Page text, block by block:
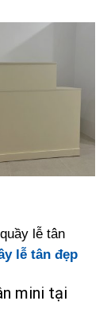
lễ tân
lễ tân đẹp
mini tại